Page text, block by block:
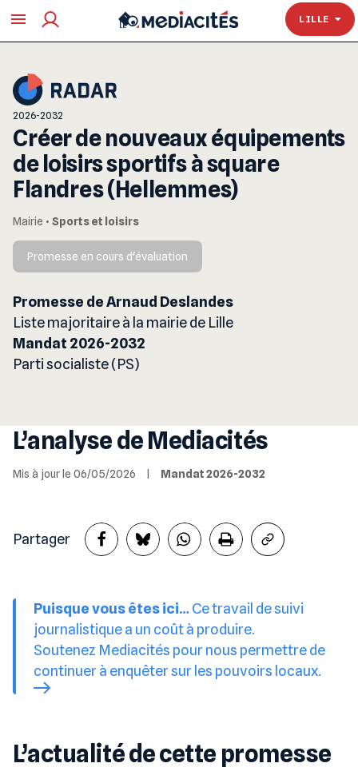
LILLE
TOULOUSE
2026-2032
Créer de nouveaux équipements
de loisirs sportifs à square
Flandres (Hellemmes)
Mairie • Sports et loisirs
Promesse en cours d'évaluation
Promesse de Arnaud Deslandes
Liste majoritaire à la mairie de Lille
Mandat 2026-2032
Parti socialiste (PS)
L’analyse de Mediacités
Mis à jour le 06/05/2026 Mandat 2026-2032
Partager
Puisque vous êtes ici…Ce travail de suivi
journalistique a un coût à produire.
Soutenez Mediacités pour nous permettre de
continuer à enquêter sur les pouvoirs locaux.
L’actualité de cette promesse